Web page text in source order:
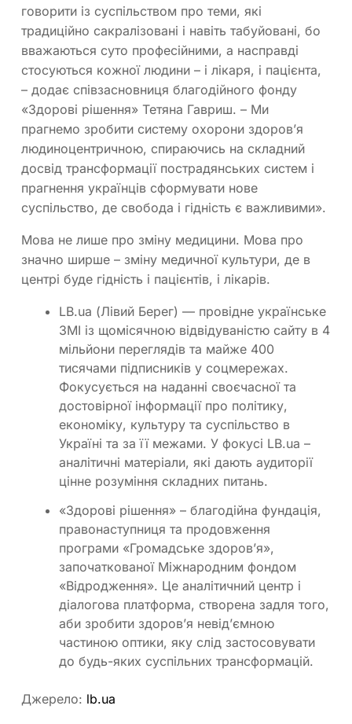
говорити із суспільством про теми, які
традиційно сакралізовані і навіть табуйовані, бо
вважаються суто професійними, а насправді
стосуються кожної людини – і лікаря, і пацієнта,
– додає співзасновниця благодійного фонду
«Здорові рішення» Тетяна Гавриш. – Ми
прагнемо зробити систему охорони здоровʼя
людиноцентричною, спираючись на складний
досвід трансформації пострадянських систем і
прагнення українців сформувати нове
суспільство, де свобода і гідність є важливими».
Мова не лише про зміну медицини. Мова про
значно ширше – зміну медичної культури, де в
центрі буде гідність і пацієнтів, і лікарів.
LB.ua (Лівий Берег) — провідне українське
ЗМІ із щомісячною відвідуваністю сайту в 4
мільйони переглядів та майже 400
тисячами підписників у соцмережах.
Фокусується на наданні своєчасної та
достовірної інформації про політику,
економіку, культуру та суспільство в
Україні та за її межами. У фокусі LB.ua –
аналітичні матеріали, які дають аудиторії
цінне розуміння складних питань.
«Здорові рішення» – благодійна фундація,
правонаступниця та продовження
програми «Громадське здоров’я»,
започаткованої Міжнародним фондом
«Відродження». Це аналітичний центр і
діалогова платформа, створена задля того,
аби зробити здоров’я невід’ємною
частиною оптики, яку слід застосовувати
до будь-яких суспільних трансформацій.
Джерело: lb.ua